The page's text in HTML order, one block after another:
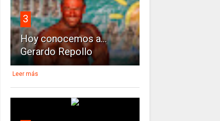
3
Hoy conocemos a...
Gerardo Repollo
Leer más